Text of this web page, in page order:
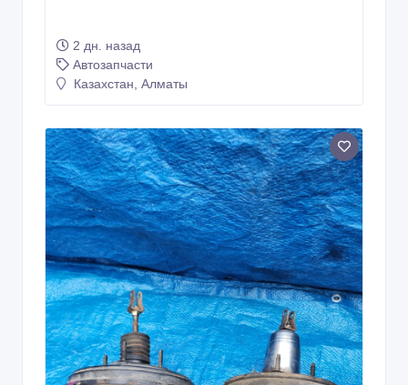
2 дн. назад
Автозапчасти
Казахстан, Алматы